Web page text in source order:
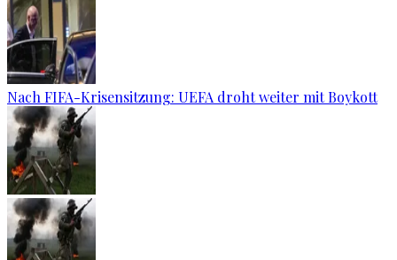
Nach FIFA-Krisensitzung: UEFA droht weiter mit Boykott